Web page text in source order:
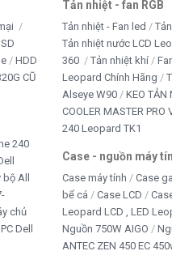
HDD
CŨ
240
bộ All
chủ
Dell
Tản nhiệt - fan RGB
Tản nhiệt - Fan led
Tản nhiệt nước LCD
360
Tản nhiệt khí
Leopard Chính Hãng
Alseye W90
KEO TẢN
COOLER MASTER PRO
240 Leopard TK1
Case - nguồn máy
Case máy tính Case
bể cá
Case LCD
Leopard LCD , LED
Nguồn 750W AIGO
ANTEC ZEN 450 EC